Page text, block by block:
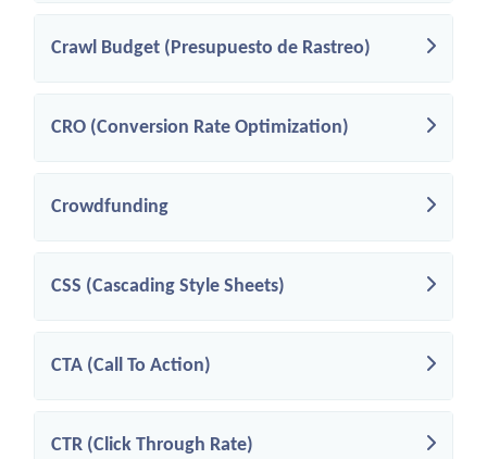
Crawl Budget (Presupuesto de Rastreo)
CRO (Conversion Rate Optimization)
Crowdfunding
CSS (Cascading Style Sheets)
CTA (Call To Action)
CTR (Click Through Rate)